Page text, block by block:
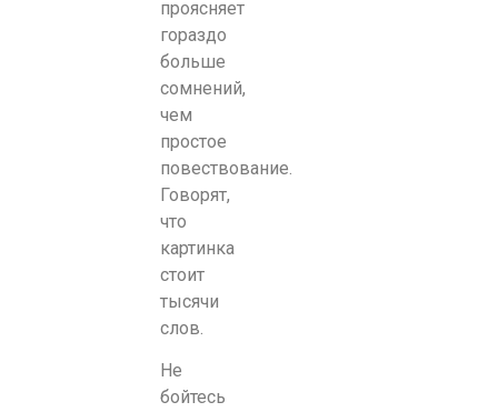
проясняет
гораздо
больше
сомнений,
чем
простое
повествование.
Говорят,
что
картинка
стоит
тысячи
слов.
Не
бойтесь